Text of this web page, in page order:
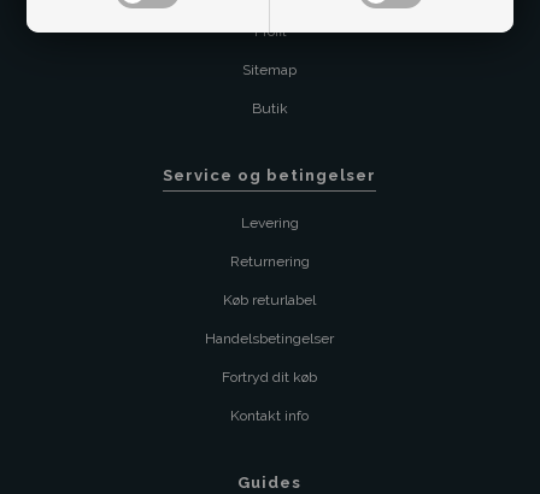
Profil
Sitemap
Butik
Service og betingelser
Levering
Returnering
Køb returlabel
Handelsbetingelser
Fortryd dit køb
Kontakt info
Guides